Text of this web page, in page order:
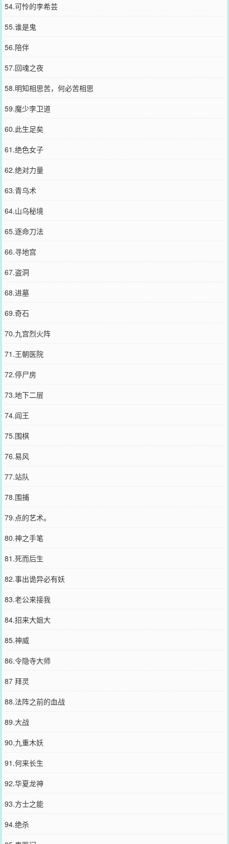
54.可怜的李希芸
55.谁是鬼
56.陪伴
57.回魂之夜
58.明知相思苦，何必苦相思
59.魔少李卫道
60.此生足矣
61.绝色女子
62.绝对力量
63.青乌术
64.山乌秘境
65.逐命刀法
66.寻地宫
67.盗洞
68.进墓
69.奇石
70.九宫烈火阵
71.王朝医院
72.停尸房
73.地下二层
74.阎王
75.围棋
76.易风
77.站队
78.围捕
79.点的艺术。
80.神之手笔
81.死而后生
82.事出诡异必有妖
83.老公来接我
84.招来大姐大
85.神威
86.令隐寺大师
87 拜灵
88.法阵之前的血战
89.大战
90.九重木妖
91.何来长生
92.华夏龙神
93.方士之能
94.绝杀